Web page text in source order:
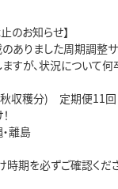
のお知らせ】
ありました周期調整
すが、状況について何
収穫分) 定期便11回
離島
期を必ずご確認くださ